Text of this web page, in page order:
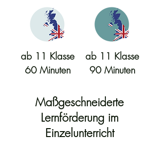
ab 11 Klasse
60 Minuten
ab 11 Klasse
90 Minuten
Maßgeschneiderte
Lernförderung im
Einzelunterricht